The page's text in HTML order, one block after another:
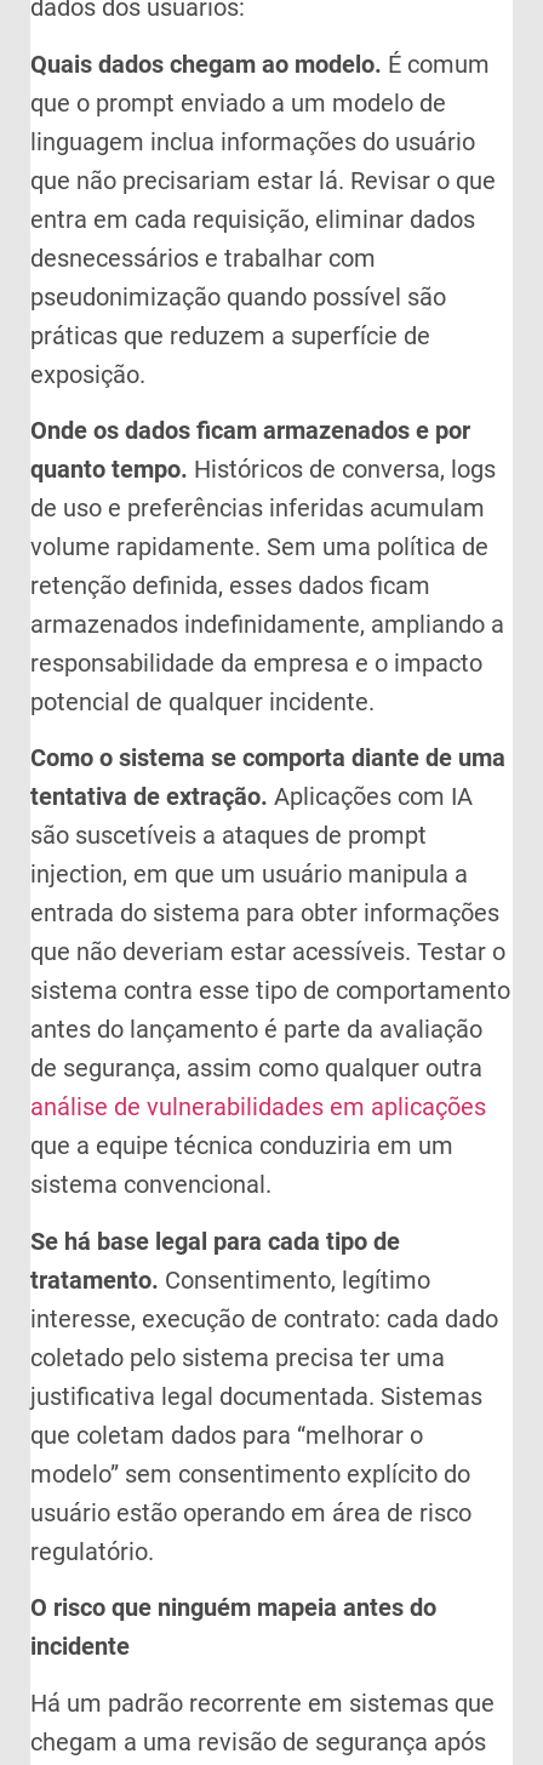
dados dos usuários:
Quais dados chegam ao modelo. É comum
que o prompt enviado a um modelo de
linguagem inclua informações do usuário
que não precisariam estar lá. Revisar o que
entra em cada requisição, eliminar dados
desnecessários e trabalhar com
pseudonimização quando possível são
práticas que reduzem a superfície de
exposição.
Onde os dados ficam armazenados e por
quanto tempo. Históricos de conversa, logs
de uso e preferências inferidas acumulam
volume rapidamente. Sem uma política de
retenção definida, esses dados ficam
armazenados indefinidamente, ampliando a
responsabilidade da empresa e o impacto
potencial de qualquer incidente.
Como o sistema se comporta diante de uma
tentativa de extração. Aplicações com IA
são suscetíveis a ataques de prompt
injection, em que um usuário manipula a
entrada do sistema para obter informações
que não deveriam estar acessíveis. Testar o
sistema contra esse tipo de comportamento
antes do lançamento é parte da avaliação
de segurança, assim como qualquer outra
análise de vulnerabilidades em aplicações
que a equipe técnica conduziria em um
sistema convencional.
Se há base legal para cada tipo de
tratamento. Consentimento, legítimo
interesse, execução de contrato: cada dado
coletado pelo sistema precisa ter uma
justificativa legal documentada. Sistemas
que coletam dados para “melhorar o
modelo” sem consentimento explícito do
usuário estão operando em área de risco
regulatório.
O risco que ninguém mapeia antes do
incidente
Há um padrão recorrente em sistemas que
chegam a uma revisão de segurança após